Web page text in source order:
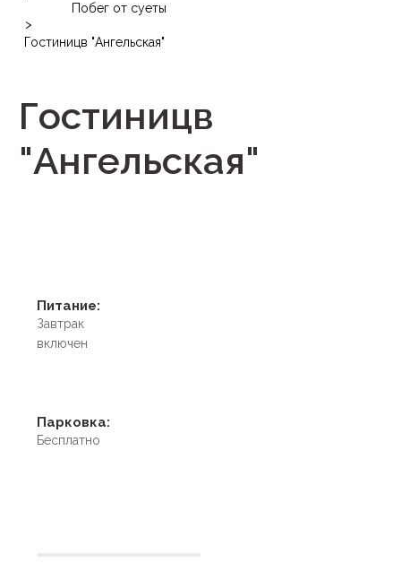
Побег от суеты
>
Гостиницв "Ангельская"
Гостиницв
"Ангельская"
Питание:
Завтрак
включен
Парковка:
Бесплатно